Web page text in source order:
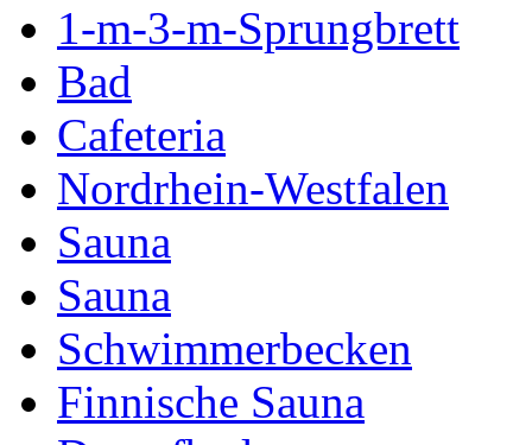
1-m-3-m-Sprungbrett
Bad
Cafeteria
Nordrhein-Westfalen
Sauna
Sauna
Schwimmerbecken
Finnische Sauna